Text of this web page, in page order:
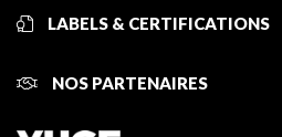
LABELS & CERTIFICATIONS
NOS PARTENAIRES